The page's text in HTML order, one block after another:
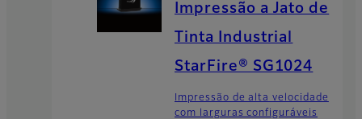
Impressão a Jato de
Tinta Industrial
StarFire® SG1024
Impressão de alta velocidade
com larguras configuráveis